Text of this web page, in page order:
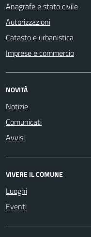
Anagrafe e stato civile
Autorizzazioni
Catasto e urbanistica
Imprese e commercio
NOVITÀ
Notizie
Comunicati
Avvisi
VIVERE IL COMUNE
Luoghi
Eventi